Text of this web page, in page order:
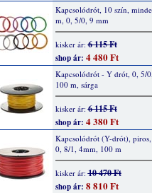
Kapcsolódrót, 10 szín,
m, 0, 5/0, 9 mm
kisker ár:6 115 Ft
shop ár: 4 480 Ft
Kapcsolódrót - Y drót, 0, 5/
100 m, sárga
kisker ár:6 115 Ft
shop ár: 4 380 Ft
Kapcsolódrót (Y-drót), piros,
0, 8/1, 4mm, 100 m
kisker ár:10 470 Ft
shop ár: 8 810 Ft